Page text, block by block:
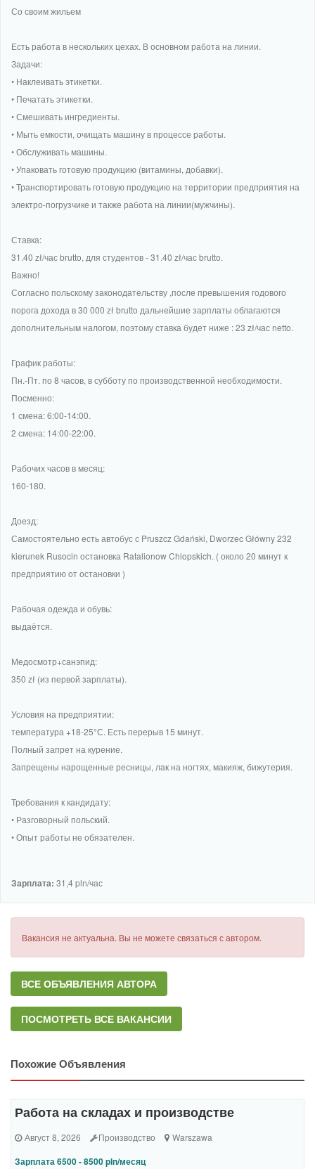
Со своим жильем
Есть работа в нескольких цехах. В основном работа на линии.
Задачи:
• Наклеивать этикетки.
• Печатать этикетки.
• Смешивать ингредиенты.
• Мыть емкости, очищать машину в процессе работы.
• Обслуживать машины.
• Упаковать готовую продукцию (витамины, добавки).
• Транспортировать готовую продукцию на территории предприятия на
электро-погрузчике и также работа на линии(мужчины).
Ставка:
31.40 zł/час brutto, для студентов - 31.40 zł/час brutto.
Важно!
Согласно польскому законодательству ,после превышения годового
порога дохода в 30 000 zł brutto дальнейшие зарплаты облагаются
дополнительным налогом, поэтому ставка будет ниже : 23 zł/час netto.
График работы:
Пн.-Пт. по 8 часов, в субботу по производственной необходимости.
Посменно:
1 смена: 6:00-14:00.
2 смена: 14:00-22:00.
Рабочих часов в месяц:
160-180.
Доезд:
Самостоятельно есть автобус с Pruszcz Gdański, Dworzec Główny 232
kierunek Rusocin остановка Ratalionow Chlopskich. ( около 20 минут к
предприятию от остановки )
Рабочая одежда и обувь:
выдаётся.
Медосмотр+санэпид:
350 zł (из первой зарплаты).
Условия на предприятии:
температура +18-25°С. Есть перерыв 15 минут.
Полный запрет на курение.
Запрещены нарощенные ресницы, лак на ногтях, макияж, бижутерия.
Требования к кандидату:
• Разговорный польский.
• Опыт работы не обязателен.
Зарплата: 31,4 pln/час
Вакансия не актуальна. Вы не можете связаться с автором.
ВСЕ ОБЪЯВЛЕНИЯ АВТОРА
ПОСМОТРЕТЬ ВСЕ ВАКАНСИИ
Похожие Объявления
Работа на складах и производстве
Август 8, 2026 Производство Warszawa
Зарплата 6500 - 8500 pln/месяц